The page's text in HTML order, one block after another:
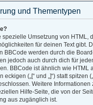
und Thementypen
spezielle Umsetzung von HTML,
für deinen Text gibt.
BBCode werden durch die
jedoch auch durch dich für
BBCode ist ähnlich wie HTML
(„[“ und „]“) statt spitzen
Weitere Informationen
Hilfe-Seite, die von der
aus zugänglich ist.